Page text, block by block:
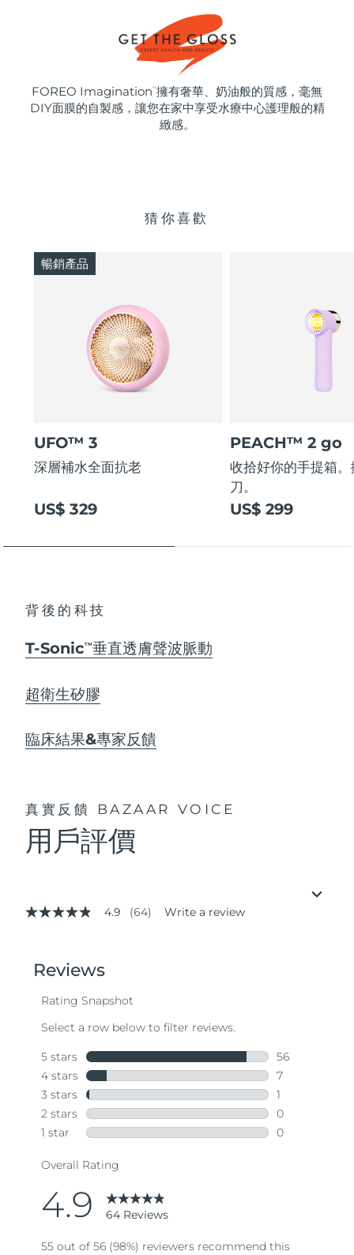
FOREO Imagination ™ 擁有奢華、奶油般的質感，毫無
DIY面膜的自製感，讓您在家中享受水療中心護理般的精
緻感。
猜你喜歡
UFO™ 3
深層補水全面抗老
US$ 329
暢銷產品
PEACH™ 2 go
收拾好你的手提箱
刀。
US$ 299
背後的科技
T-SonicTM 垂直透膚聲波脈動
超衛生矽膠
臨床結果&專家反饋
真實反饋 BAZAAR VOICE
用戶評價
4.9
stars,
average
value.
Same
page
link.
4.9 (64) Write a review